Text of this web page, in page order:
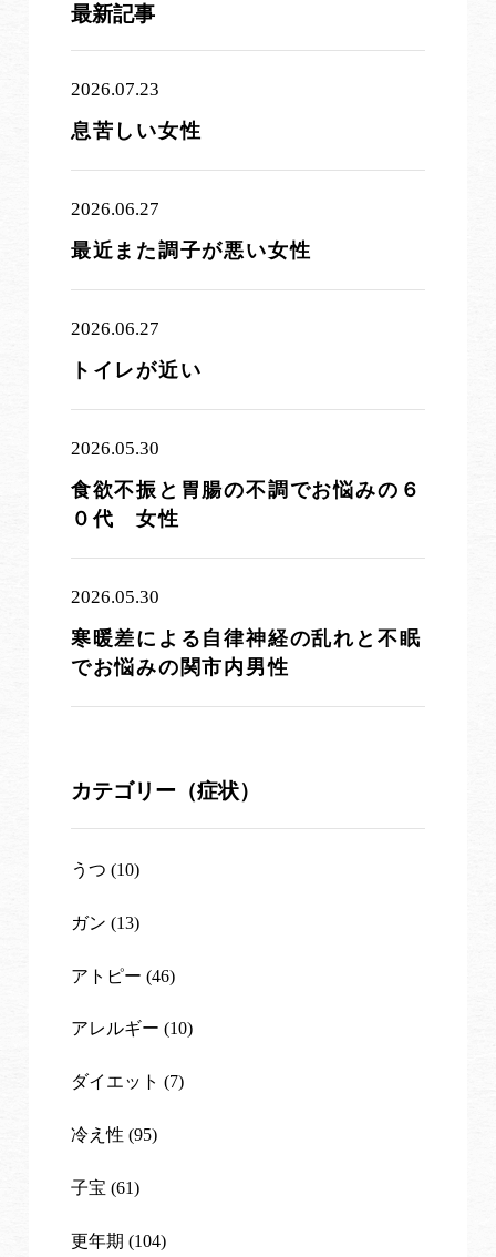
最新記事
2026.07.23
息苦しい女性
2026.06.27
最近また調子が悪い女性
2026.06.27
トイレが近い
2026.05.30
食欲不振と胃腸の不調でお悩みの６
０代 女性
2026.05.30
寒暖差による自律神経の乱れと不眠
でお悩みの関市内男性
カテゴリー（症状）
うつ (10)
ガン (13)
アトピー (46)
アレルギー (10)
ダイエット (7)
冷え性 (95)
子宝 (61)
更年期 (104)